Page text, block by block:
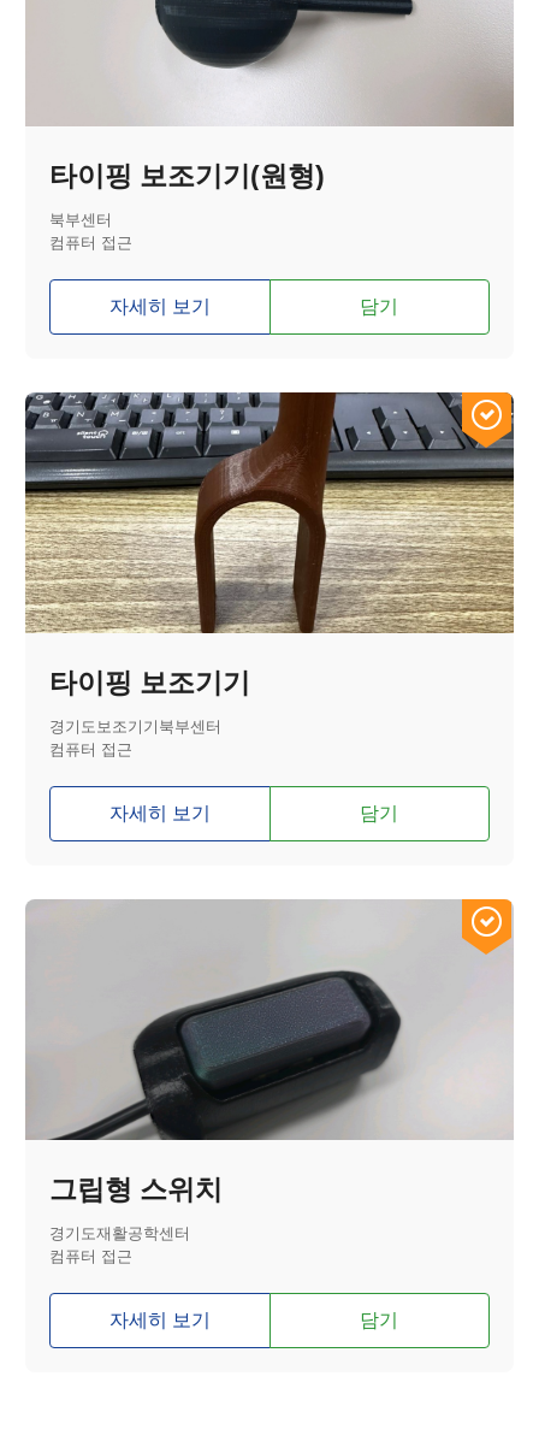
타이핑 보조기기(원형)
북부센터
컴퓨터 접근
자세히 보기 담기
타이핑 보조기기
경기도보조기기북부센터
컴퓨터 접근
자세히 보기 담기
그립형 스위치
경기도재활공학센터
컴퓨터 접근
자세히 보기 담기